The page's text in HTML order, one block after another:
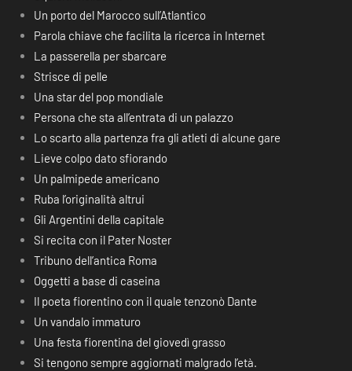
Un porto del Marocco sull’Atlantico
Parola chiave che facilita la ricerca in Internet
La passerella per sbarcare
Strisce di pelle
Una star del pop mondiale
Persona che sta all’entrata di un palazzo
Lo scarto alla partenza fra gli atleti di alcune gare
Lieve colpo dato sfiorando
Un palmipede americano
Ruba l’originalità altrui
Gli Argentini della capitale
Si recita con il Pater Noster
Tribuno dell’antica Roma
Oggetti a base di caseina
Il poeta fiorentino con il quale tenzonò Dante
Un vandalo immaturo
Una festa fiorentina del giovedì grasso
Si tengono sempre aggiornati malgrado l’età.